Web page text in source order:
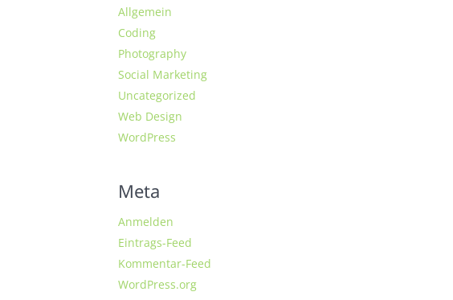
Allgemein
Coding
Photography
Social Marketing
Uncategorized
Web Design
WordPress
Meta
Anmelden
Eintrags-Feed
Kommentar-Feed
WordPress.org